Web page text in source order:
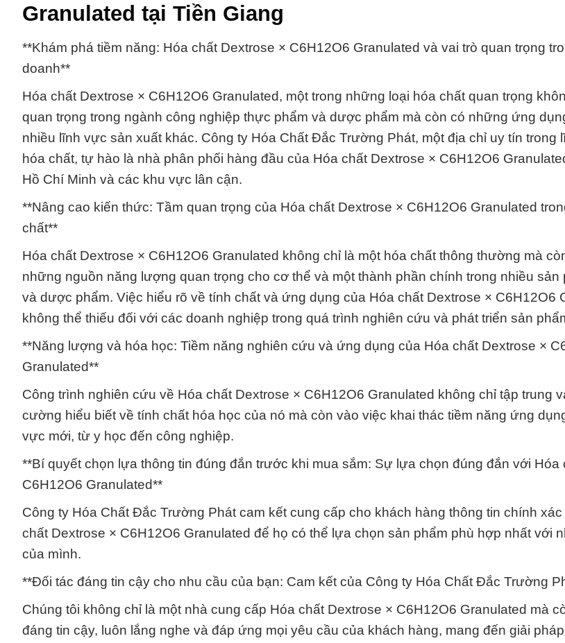
Granulated tại Tiền Giang
**Khám phá tiềm năng: Hóa chất Dextrose × C6H12O6 Granulated và vai trò quan trọng
doanh**
Hóa chất Dextrose × C6H12O6 Granulated, một trong những loại hóa chất quan trọng
quan trọng trong ngành công nghiệp thực phẩm và dược phẩm mà còn có những ứng
nhiều lĩnh vực sản xuất khác. Công ty Hóa Chất Đắc Trường Phát, một địa chỉ uy tín trong
hóa chất, tự hào là nhà phân phối hàng đầu của Hóa chất Dextrose × C6H12O6
Hồ Chí Minh và các khu vực lân cận.
**Nâng cao kiến thức: Tầm quan trọng của Hóa chất Dextrose × C6H12O6 Granulated
chất**
Hóa chất Dextrose × C6H12O6 Granulated không chỉ là một hóa chất thông thường mà
những nguồn năng lượng quan trọng cho cơ thể và một thành phần chính trong nhiều sản
và dược phẩm. Việc hiểu rõ về tính chất và ứng dụng của Hóa chất Dextrose × C6H12O6
không thể thiếu đối với các doanh nghiệp trong quá trình nghiên cứu và phát triển sản
**Năng lượng và hóa học: Tiềm năng nghiên cứu và ứng dụng của Hóa chất Dextrose ×
Granulated**
Công trình nghiên cứu về Hóa chất Dextrose × C6H12O6 Granulated không chỉ tập trung
cường hiểu biết về tính chất hóa học của nó mà còn vào việc khai thác tiềm năng ứng
vực mới, từ y học đến công nghiệp.
**Bí quyết chọn lựa thông tin đúng đắn trước khi mua sắm: Sự lựa chọn đúng đắn với Hóa
C6H12O6 Granulated**
Công ty Hóa Chất Đắc Trường Phát cam kết cung cấp cho khách hàng thông tin chính
chất Dextrose × C6H12O6 Granulated để họ có thể lựa chọn sản phẩm phù hợp nhất với
của mình.
**Đối tác đáng tin cậy cho nhu cầu của bạn: Cam kết của Công ty Hóa Chất Đắc Trường
Chúng tôi không chỉ là một nhà cung cấp Hóa chất Dextrose × C6H12O6 Granulated mà
đáng tin cậy, luôn lắng nghe và đáp ứng mọi yêu cầu của khách hàng, mang đến giải